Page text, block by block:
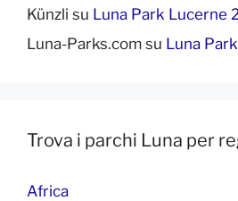
Künzli su Luna Park Lucerne
Luna-Parks.com su Luna
Trova i parchi Luna per
Africa